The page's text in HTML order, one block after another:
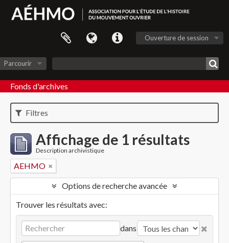
Ouverture de session
Parcourir
Fonds d'archives
Filtres
Affichage de 1 résultats
Description archivistique
AEHMO
Options de recherche avancée
Trouver les résultats avec:
dans